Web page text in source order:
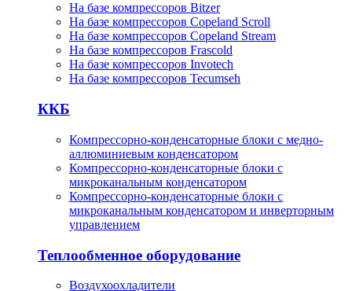
На базе компрессоров Bitzer
На базе компрессоров Copeland Scroll
На базе компрессоров Copeland Stream
На базе компрессоров Frascold
На базе компрессоров Invotech
На базе компрессоров Tecumseh
ККБ
Компрессорно-конденсаторные блоки с медно-
аллюминиевым конденсатором
Компрессорно-конденсаторные блоки с
микроканальным конденсатором
Компрессорно-конденсаторные блоки с
микроканальным конденсатором и инверторным
управлением
Теплообменное оборудование
Воздухоохладители